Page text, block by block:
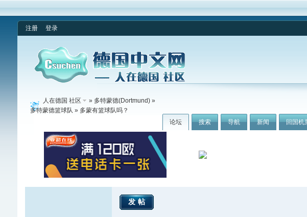
注册 登录
论坛 搜索 导航 新闻 回国机
人在德国 社区 » 多特蒙德(Dortmund)»
多特蒙德篮球队 » 多蒙有篮球队吗？
发帖